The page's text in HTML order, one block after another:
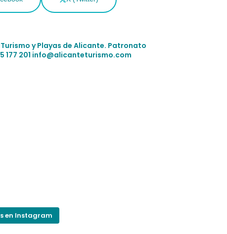
y Playas de Alicante. Patronato
177 201 info@alicanteturismo.com
en Instagram